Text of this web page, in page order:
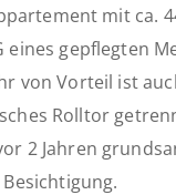
mit ca.
gepflegten
von Vorteil ist
Rolltor
2 Jahren